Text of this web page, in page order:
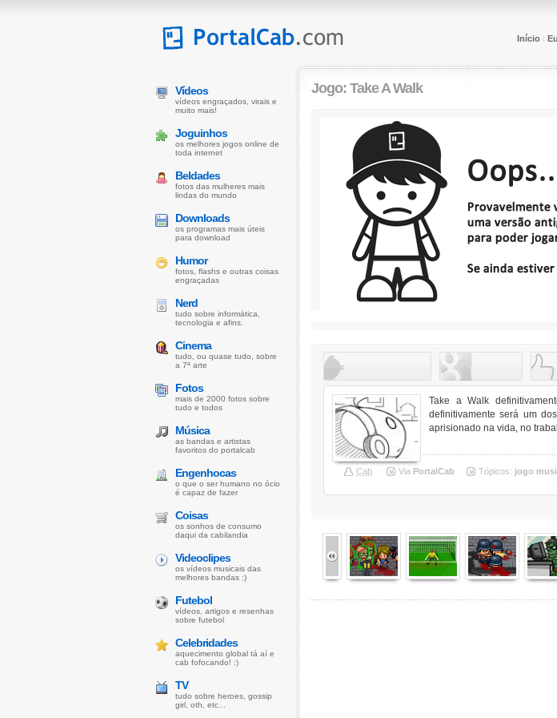
Início | Eu
Jogo: Take A Walk
Take a Walk
definitivamente será um
aprisionado na vida, no
Cab Via PortalCab Tópicos: jogo
Vídeos
vídeos engraçados, virais e
muito mais!
Joguinhos
os melhores jogos online de
toda internet
Beldades
fotos das mulheres mais
lindas do mundo
Downloads
os programas mais úteis
para download
Humor
fotos, flashs e outras coisas
engraçadas
Nerd
tudo sobre informática,
tecnologia e afins.
Cinema
tudo, ou quase tudo, sobre
a 7ª arte
Fotos
mais de 2000 fotos sobre
tudo e todos
Música
as bandas e artistas
favoritos do portalcab
Engenhocas
o que o ser humano no ócio
é capaz de fazer
Coisas
os sonhos de consumo
daqui da cabilandia
Videoclipes
os vídeos musicais das
melhores bandas :)
Futebol
vídeos, artigos e resenhas
sobre futebol
Celebridades
aquecimento global tá aí e
cab fofocando! :)
TV
tudo sobre heroes, gossip
girl, oth, etc...